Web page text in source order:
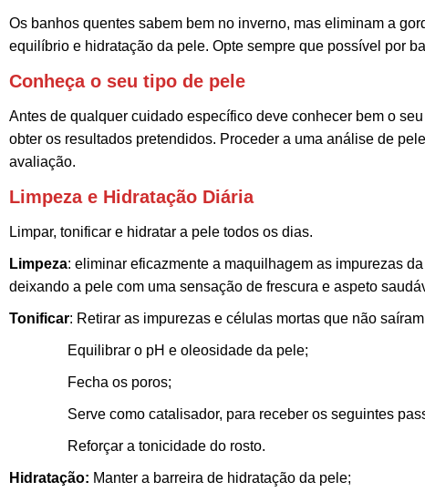
Os banhos quentes sabem bem no inverno, mas eliminam a
equilíbrio e hidratação da pele. Opte sempre que possível por
Conheça o seu tipo de pele
Antes de qualquer cuidado específico deve conhecer bem o
obter os resultados pretendidos. Proceder a uma análise de
avaliação.
Limpeza e Hidratação Diária
Limpar, tonificar e hidratar a pele todos os dias.
Limpeza: eliminar eficazmente a maquilhagem as impurezas
deixando a pele com uma sensação de frescura e aspeto
Tonificar: Retirar as impurezas e células mortas que não
Equilibrar o pH e oleosidade da pele;
Fecha os poros;
Serve como catalisador, para receber os seguintes
Reforçar a tonicidade do rosto.
Hidratação: Manter a barreira de hidratação da pele;